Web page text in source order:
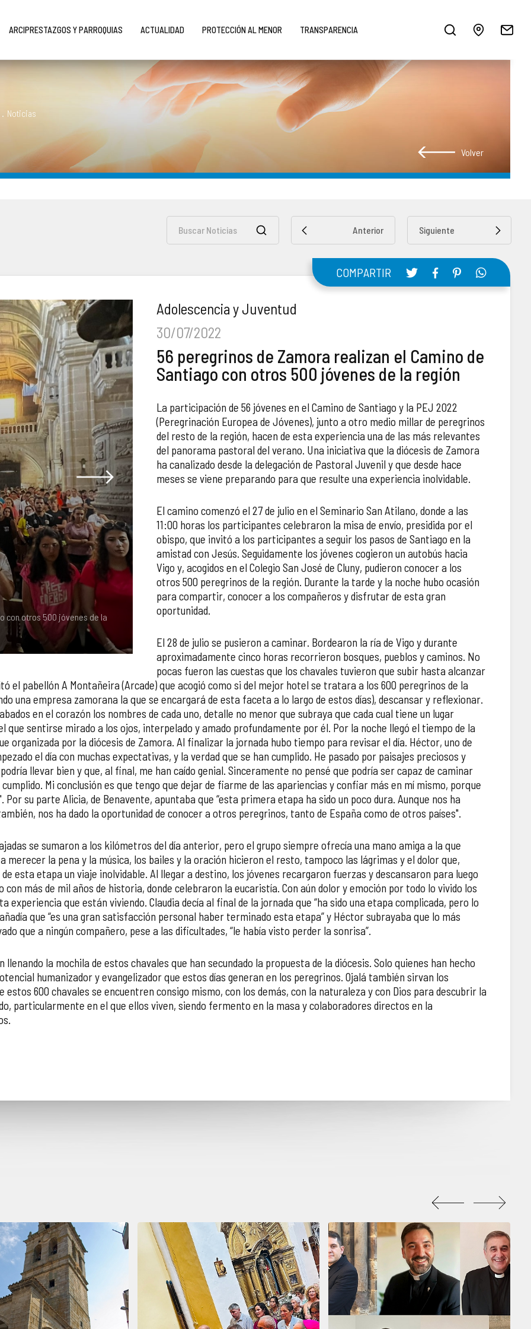
ARCIPRESTAZGOS Y PARROQUIAS ACTUALIDAD PROTECCIÓN AL MENOR TRANSPARENCIA
. Noticias
Volver
Anterior Siguiente
con otros 500 jóvenes de la
56 peregrinos de Zamora realizan el Camino de Santiago con otros 500 jóvenes de la
Adolescencia y Juventud
30/07/2022
COMPARTIR
56 peregrinos de Zamora realizan el Camino de
Santiago con otros 500 jóvenes de la región
La participación de 56 jóvenes en el Camino de Santiago y la PEJ 2022
(Peregrinación Europea de Jóvenes), junto a otro medio millar de peregrinos
del resto de la región, hacen de esta experiencia una de las más relevantes
del panorama pastoral del verano. Una iniciativa que la diócesis de Zamora
ha canalizado desde la delegación de Pastoral Juvenil y que desde hace
meses se viene preparando para que resulte una experiencia inolvidable.
El camino comenzó el 27 de julio en el Seminario San Atilano, donde a las
11:00 horas los participantes celebraron la misa de envío, presidida por el
obispo, que invitó a los participantes a seguir los pasos de Santiago en la
amistad con Jesús. Seguidamente los jóvenes cogieron un autobús hacia
Vigo y, acogidos en el Colegio San José de Cluny, pudieron conocer a los
otros 500 peregrinos de la región. Durante la tarde y la noche hubo ocasión
para compartir, conocer a los compañeros y disfrutar de esta gran
oportunidad.
El 28 de julio se pusieron a caminar. Bordearon la ría de Vigo y durante
aproximadamente cinco horas recorrieron bosques, pueblos y caminos. No
pocas fueron las cuestas que los chavales tuvieron que subir hasta alcanzar
el pabellón A Montañeira (Arcade) que acogió como si del mejor hotel se tratara a los 600 peregrinos de la
una empresa zamorana la que se encargará de esta faceta a lo largo de estos días), descansar y reflexionar.
en el corazón los nombres de cada uno, detalle no menor que subraya que cada cual tiene un lugar
que sentirse mirado a los ojos, interpelado y amado profundamente por él. Por la noche llegó el tiempo de la
organizada por la diócesis de Zamora. Al finalizar la jornada hubo tiempo para revisar el día. Héctor, uno de
el día con muchas expectativas, y la verdad que se han cumplido. He pasado por paisajes preciosos y
llevar bien y que, al final, me han caído genial. Sinceramente no pensé que podría ser capaz de caminar
Mi conclusión es que tengo que dejar de fiarme de las apariencias y confiar más en mí mismo, porque
Por su parte Alicia, de Benavente, apuntaba que “esta primera etapa ha sido un poco dura. Aunque nos ha
nos ha dado la oportunidad de conocer a otros peregrinos, tanto de España como de otros países".
se sumaron a los kilómetros del día anterior, pero el grupo siempre ofrecía una mano amiga a la que
la pena y la música, los bailes y la oración hicieron el resto, tampoco las lágrimas y el dolor que,
esta etapa un viaje inolvidable. Al llegar a destino, los jóvenes recargaron fuerzas y descansaron para luego
más de mil años de historia, donde celebraron la eucaristía. Con aún dolor y emoción por todo lo vivido los
experiencia que están viviendo. Claudia decía al final de la jornada que “ha sido una etapa complicada, pero lo
que “es una gran satisfacción personal haber terminado esta etapa” y Héctor subrayaba que lo más
que a ningún compañero, pese a las dificultades, “le había visto perder la sonrisa”.
la mochila de estos chavales que han secundado la propuesta de la diócesis. Solo quienes han hecho
humanizador y evangelizador que estos días generan en los peregrinos. Ojalá también sirvan los
600 chavales se encuentren consigo mismo, con los demás, con la naturaleza y con Dios para descubrir la
particularmente en el que ellos viven, siendo fermento en la masa y colaboradores directos en la